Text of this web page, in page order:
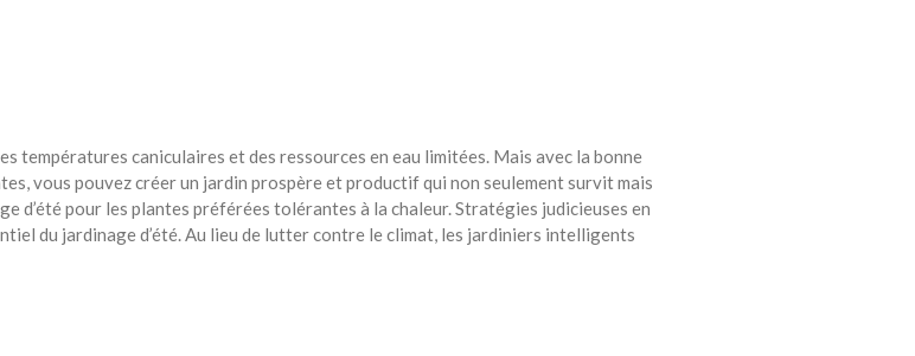
températures caniculaires et des ressources en eau limitées. Mais avec la bonne
vous pouvez créer un jardin prospère et productif qui non seulement survit mais
d’été pour les plantes préférées tolérantes à la chaleur. Stratégies judicieuses en
du jardinage d’été. Au lieu de lutter contre le climat, les jardiniers intelligents